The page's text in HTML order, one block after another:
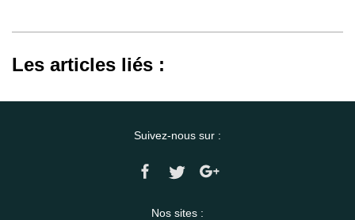
Les articles liés :
Suivez-nous sur :
Nos sites :